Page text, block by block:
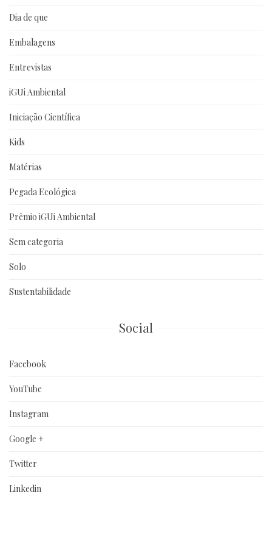
Dia de que
Embalagens
Entrevistas
iGUi Ambiental
Iniciação Científica
Kids
Matérias
Pegada Ecológica
Prêmio iGUi Ambiental
Sem categoria
Solo
Sustentabilidade
Social
Facebook
YouTube
Instagram
Google +
Twitter
Linkedin